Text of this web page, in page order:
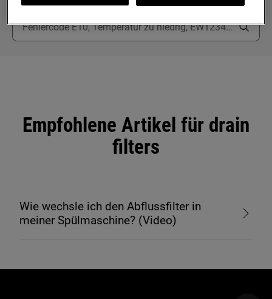
Empfohlene Artikel für drain
filters
Wie wechsle ich den Abflussfilter in
meiner Spülmaschine? (Video)